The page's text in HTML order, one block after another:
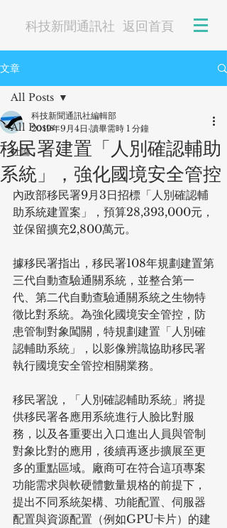
科技新聞通訊社 返回首頁
文章
All Posts
社論
All Posts
移民署建置「人別確認輔助
系統」，強化國境安全管控
科技新聞通訊社編輯部
2019年9月4日 讀畢需時 1 分鐘
內政部移民署9月3日招標「人別確認輔
助系統建置案」，預算28,393,000元，
並保留擴充2,800萬元。
據移民署指出，移民署108年規劃建置第
三代自動查驗通關系統，並整合第一
代、第二代自動查驗通關系統之生物特
徵比對系統。為強化國境安全管控，防
患管制對象闖關，特規劃建置「人別確
認輔助系統」，以影像辨識協助移民署
執行國境安全管控相關業務。
移民署說，「人別確認輔助系統」將提
供移民署各應用系統進行人臉比對服
務，以及各重要出入口進出人員與管制
對象比對的應用，後續再逐步擴展至更
多的重點區域。廠商可在符合這項專案
功能需求與軟硬體數量規格的前提下，
提出不同系統架構、功能配置、伺服器
配置與資源配置（例如GPU卡片）的建